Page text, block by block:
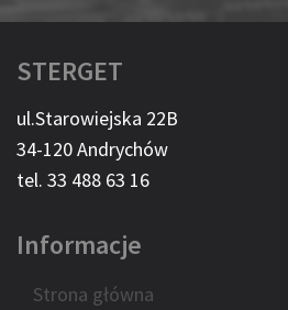
STERGET
ul.Starowiejska 22B
34-120 Andrychów
tel. 33 488 63 16
Informacje
Strona główna